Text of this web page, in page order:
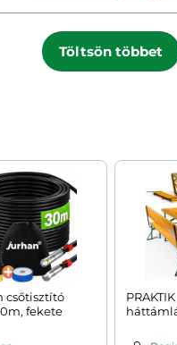
Töltsön többet
csőtisztító
fekete